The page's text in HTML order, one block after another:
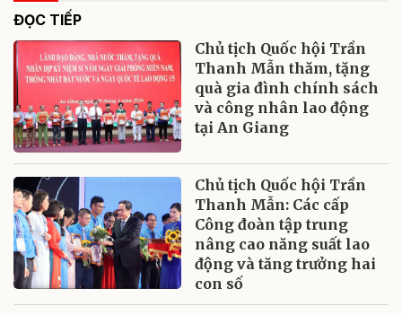
ĐỌC TIẾP
Chủ tịch Quốc hội Trần
Thanh Mẫn thăm, tặng
quà gia đình chính sách
và công nhân lao động
tại An Giang
Chủ tịch Quốc hội Trần
Thanh Mẫn: Các cấp
Công đoàn tập trung
nâng cao năng suất lao
động và tăng trưởng hai
con số